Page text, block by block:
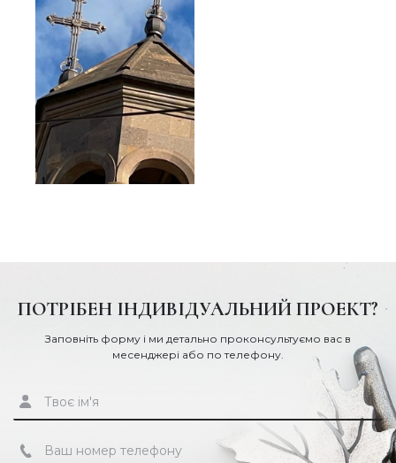
ПОТРІБЕН ІНДИВІДУАЛЬНИЙ ПРОЕКТ?
Заповніть форму і ми детально проконсультуємо вас в
месенджері або по телефону.